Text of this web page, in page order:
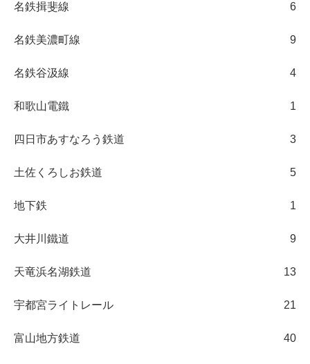
名鉄揖斐線 6
名鉄美濃町線 9
名鉄谷汲線 4
和歌山電鐵 1
四日市あすなろう鉄道 3
土佐くろしお鉄道 5
地下鉄 1
大井川鐵道 9
天竜浜名湖鉄道 13
宇都宮ライトレール 21
富山地方鉄道 40